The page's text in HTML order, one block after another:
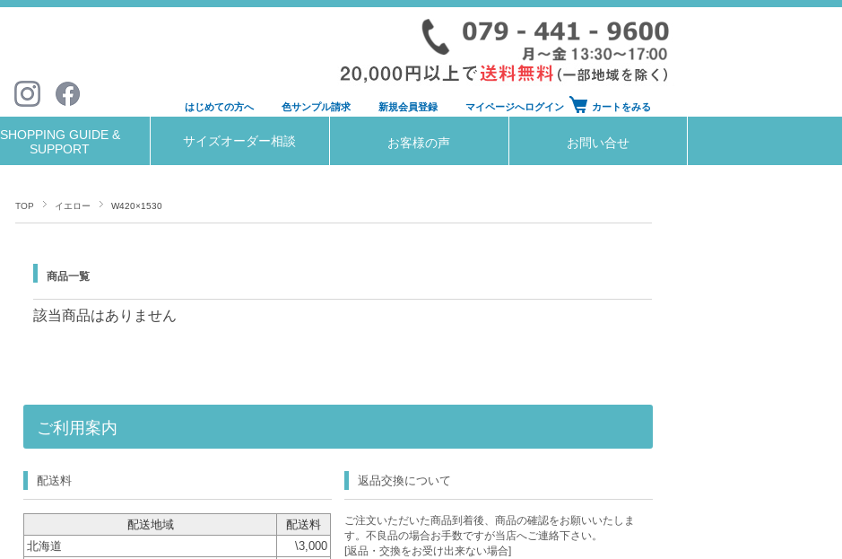
はじめての方へ 色サンプル請求 新規会員登録 マイページへログイン カートをみる
SHOPPING GUIDE &
SUPPORT
サイズオーダー相談 お客様の声 お問い合せ
TOP イエロー W420×1530
商品一覧
該当商品はありません
ご利用案内
配送料
配送地域
配送料
北海道
\3,000
返品交換について
ご注文いただいた商品到着後、商品の確認をお願いいたしま
す。不良品の場合お手数ですが当店へご連絡下さい。
[返品・交換をお受け出来ない場合]